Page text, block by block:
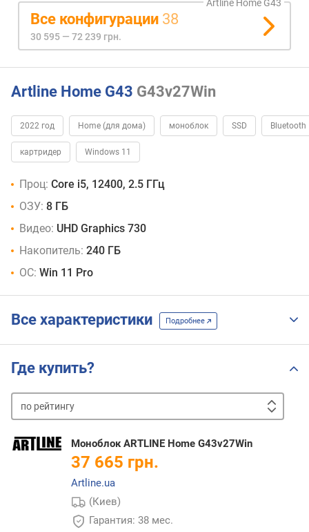
Artline Home G43
Все конфигурации 38
30 595 — 72 239 грн.
Artline Home G43 G43v27Win
2022 год Home (для дома) моноблок SSD Bluetooth
картридер Windows 11
Проц: Core i5, 12400, 2.5 ГГц
ОЗУ: 8 ГБ
Видео: UHD Graphics 730
Накопитель: 240 ГБ
ОС: Win 11 Pro
Все характеристики Подробнее
Где купить?
по
рейтингу от
к
Моноблок ARTLINE Home G43v27Win
37 665 грн.
Artline.ua
(Киев)
Гарантия: 38 мес.